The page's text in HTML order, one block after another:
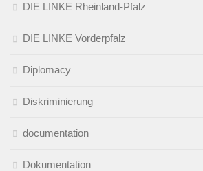
DIE LINKE Rheinland-Pfalz
DIE LINKE Vorderpfalz
Diplomacy
Diskriminierung
documentation
Dokumentation